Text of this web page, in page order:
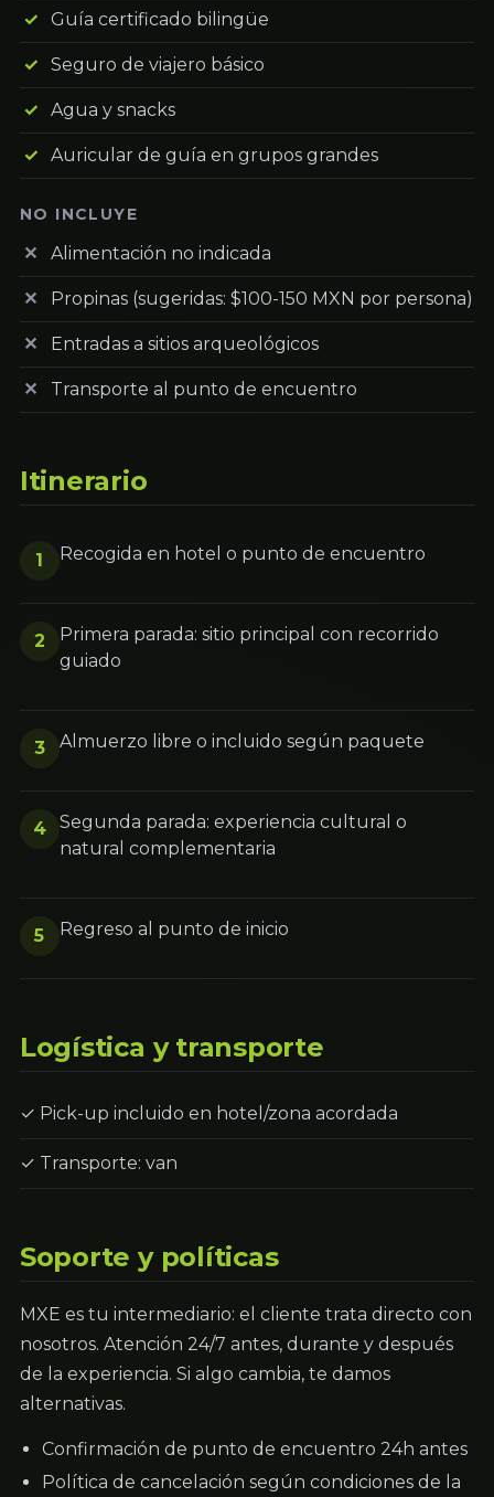
Guía certificado bilingüe
Seguro de viajero básico
Agua y snacks
Auricular de guía en grupos grandes
NO INCLUYE
Alimentación no indicada
Propinas (sugeridas: $100-150 MXN por persona)
Entradas a sitios arqueológicos
Transporte al punto de encuentro
Itinerario
1 Recogida en hotel o punto de encuentro
2
Primera parada: sitio principal con recorrido
guiado
3 Almuerzo libre o incluido según paquete
4
Segunda parada: experiencia cultural o
natural complementaria
5 Regreso al punto de inicio
Logística y transporte
✓ Pick-up incluido en hotel/zona acordada
✓ Transporte: van
Soporte y políticas
MXE es tu intermediario: el cliente trata directo con
nosotros. Atención 24/7 antes, durante y después
de la experiencia. Si algo cambia, te damos
alternativas.
Confirmación de punto de encuentro 24h antes
Política de cancelación según condiciones de la